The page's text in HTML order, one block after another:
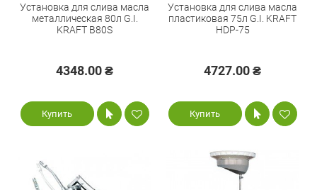
Установка для слива масла
металлическая 80л G.I.
KRAFT B80S
4348.00 ₴
Купить
Установка для слива масла
пластиковая 75л G.I. KRAFT
HDP-75
4727.00 ₴
Купить